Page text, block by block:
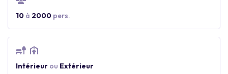
10 à 2000 pers.
Intérieur ou Extérieur